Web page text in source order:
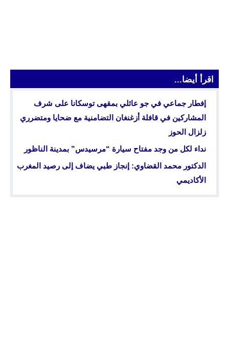
اقرأ أيضا...
إفطار جماعي في جو عائلي بمقهى توسكانا على شرف
المشاركين في قافلة أزغنغان التضامنية مع ضحايا ومتضرري
زلزال الحوز
نداء لكل من وجد مفتاح سيارة “مرسيدس” بمدينة الناظور
الدكتور محمد القضاوي: إنجاز طبي يضاف إلى رصيد المغرب
الأكاديمي